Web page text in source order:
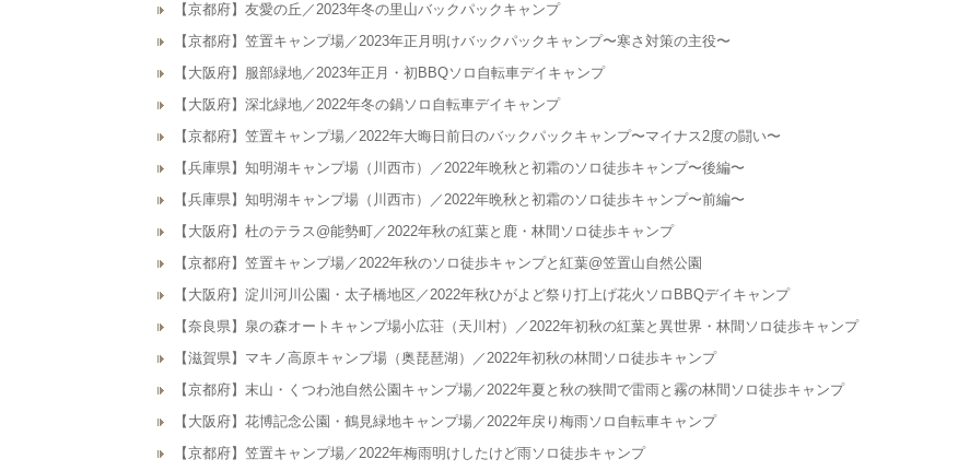
【京都府】友愛の丘／2023年冬の里山バックパックキャンプ
【京都府】笠置キャンプ場／2023年正月明けバックパックキャンプ〜寒さ対策の主役〜
【大阪府】服部緑地／2023年正月・初BBQソロ自転車デイキャンプ
【大阪府】深北緑地／2022年冬の鍋ソロ自転車デイキャンプ
【京都府】笠置キャンプ場／2022年大晦日前日のバックパックキャンプ〜マイナス2度の闘い〜
【兵庫県】知明湖キャンプ場（川西市）／2022年晩秋と初霜のソロ徒歩キャンプ〜後編〜
【兵庫県】知明湖キャンプ場（川西市）／2022年晩秋と初霜のソロ徒歩キャンプ〜前編〜
【大阪府】杜のテラス@能勢町／2022年秋の紅葉と鹿・林間ソロ徒歩キャンプ
【京都府】笠置キャンプ場／2022年秋のソロ徒歩キャンプと紅葉@笠置山自然公園
【大阪府】淀川河川公園・太子橋地区／2022年秋ひがよど祭り打上げ花火ソロBBQデイキャンプ
【奈良県】泉の森オートキャンプ場小広荘（天川村）／2022年初秋の紅葉と異世界・林間ソロ徒歩キャンプ
【滋賀県】マキノ高原キャンプ場（奥琵琶湖）／2022年初秋の林間ソロ徒歩キャンプ
【京都府】末山・くつわ池自然公園キャンプ場／2022年夏と秋の狭間で雷雨と霧の林間ソロ徒歩キャンプ
【大阪府】花博記念公園・鶴見緑地キャンプ場／2022年戻り梅雨ソロ自転車キャンプ
【京都府】笠置キャンプ場／2022年梅雨明けしたけど雨ソロ徒歩キャンプ